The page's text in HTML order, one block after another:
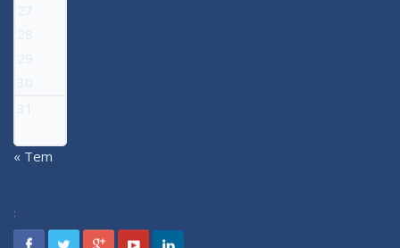
27
28
29
30
31
« Tem
: